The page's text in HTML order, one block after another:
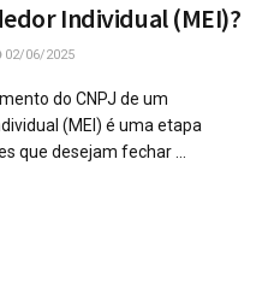
Individual (MEI)?
02/06/2025
do CNPJ de um
(MEI) é uma etapa
que desejam fechar ...